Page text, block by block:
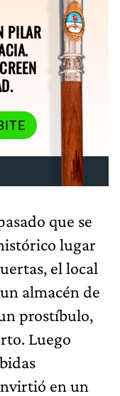
PILAR
que se
lugar
el local
almacén de
prostíbulo,
Luego
en un